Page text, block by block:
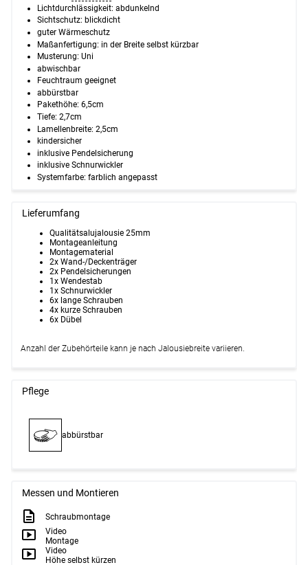
Lichtdurchlässigkeit: abdunkelnd
Sichtschutz: blickdicht
guter Wärmeschutz
Maßanfertigung: in der Breite selbst kürzbar
Musterung: Uni
abwischbar
Feuchtraum geeignet
abbürstbar
Pakethöhe: 6,5cm
Tiefe: 2,7cm
Lamellenbreite: 2,5cm
kindersicher
inklusive Pendelsicherung
inklusive Schnurwickler
Systemfarbe: farblich angepasst
Lieferumfang
Qualitätsalujalousie 25mm
Montageanleitung
Montagematerial
2x Wand-/Deckenträger
2x Pendelsicherungen
1x Wendestab
1x Schnurwickler
6x lange Schrauben
4x kurze Schrauben
6x Dübel
Anzahl der Zubehörteile kann je nach Jalousiebreite variieren.
Pflege
abbürstbar
Messen und Montieren
Schraubmontage
Video
Montage
Video
Höhe selbst kürzen